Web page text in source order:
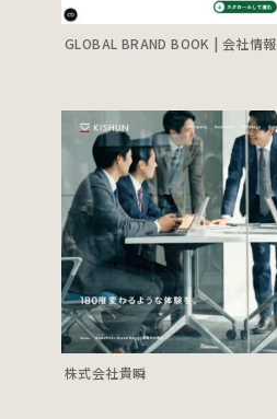
GLOBAL BRAND BOOK | 会社情報
株式会社貴瞬